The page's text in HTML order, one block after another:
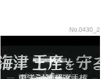
No.0430_2